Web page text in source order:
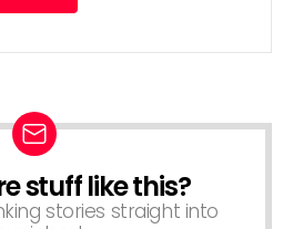
stuff like this?
stories straight into